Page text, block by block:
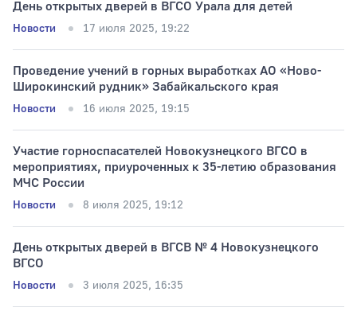
День открытых дверей в ВГСО Урала для детей
Новости 17 июля 2025, 19:22
Проведение учений в горных выработках АО «Ново-
Широкинский рудник» Забайкальского края
Новости 16 июля 2025, 19:15
Участие горноспасателей Новокузнецкого ВГСО в
мероприятиях, приуроченных к 35-летию образования
МЧС России
Новости 8 июля 2025, 19:12
День открытых дверей в ВГСВ № 4 Новокузнецкого
ВГСО
Новости 3 июля 2025, 16:35